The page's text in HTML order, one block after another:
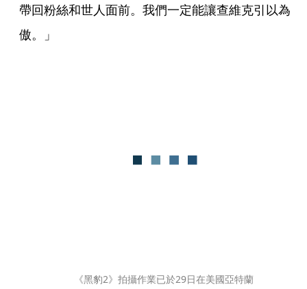
帶回粉絲和世人面前。我們一定能讓查維克引以為
傲。」
《黑豹2》拍攝作業已於29日在美國亞特蘭